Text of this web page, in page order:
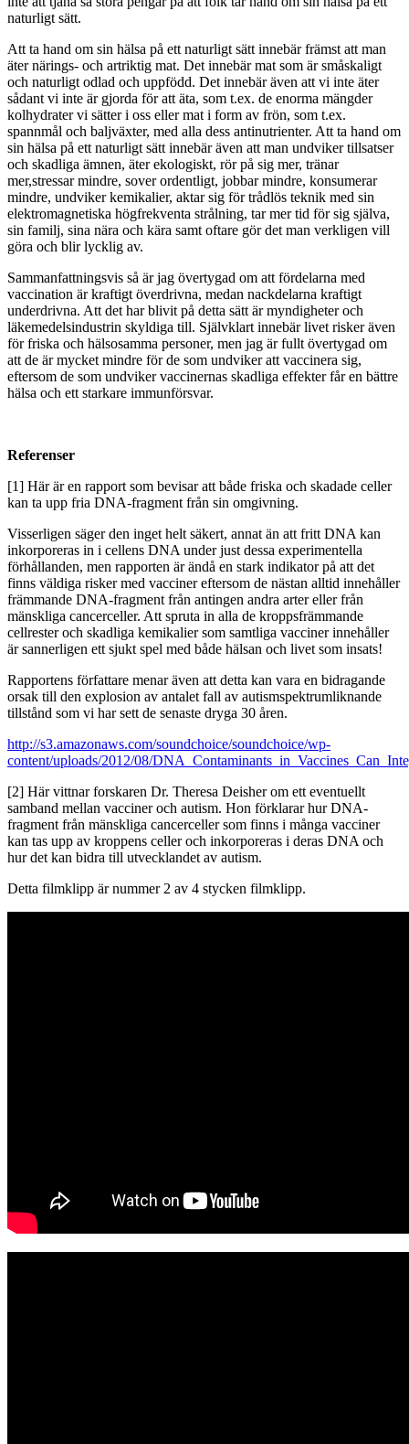
naturligt sätt.
Att ta hand om sin hälsa på ett naturligt sätt innebär främst att man
äter närings- och artriktig mat. Det innebär mat som är småskaligt
och naturligt odlad och uppfödd. Det innebär även att vi inte äter
sådant vi inte är gjorda för att äta, som t.ex. de enorma mängder
kolhydrater vi sätter i oss eller mat i form av frön, som t.ex.
spannmål och baljväxter, med alla dess antinutrienter. Att ta hand om
sin hälsa på ett naturligt sätt innebär även att man undviker tillsatser
och skadliga ämnen, äter ekologiskt, rör på sig mer, tränar
mer,stressar mindre, sover ordentligt, jobbar mindre, konsumerar
mindre, undviker kemikalier, aktar sig för trådlös teknik med sin
elektromagnetiska högfrekventa strålning, tar mer tid för sig själva,
sin familj, sina nära och kära samt oftare gör det man verkligen vill
göra och blir lycklig av.
Sammanfattningsvis så är jag övertygad om att fördelarna med
vaccination är kraftigt överdrivna, medan nackdelarna kraftigt
underdrivna. Att det har blivit på detta sätt är myndigheter och
läkemedelsindustrin skyldiga till. Självklart innebär livet risker även
för friska och hälsosamma personer, men jag är fullt övertygad om
att de är mycket mindre för de som undviker att vaccinera sig,
eftersom de som undviker vaccinernas skadliga effekter får en bättre
hälsa och ett starkare immunförsvar.
Referenser
[1] Här är en rapport som bevisar att både friska och skadade celler
kan ta upp fria DNA-fragment från sin omgivning.
Visserligen säger den inget helt säkert, annat än att fritt DNA kan
inkorporeras in i cellens DNA under just dessa experimentella
förhållanden, men rapporten är ändå en stark indikator på att det
finns väldiga risker med vacciner eftersom de nästan alltid innehåller
främmande DNA-fragment från antingen andra arter eller från
mänskliga cancerceller. Att spruta in alla de kroppsfrämmande
cellrester och skadliga kemikalier som samtliga vacciner innehåller
är sannerligen ett sjukt spel med både hälsan och livet som insats!
Rapportens författare menar även att detta kan vara en bidragande
orsak till den explosion av antalet fall av autismspektrumliknande
tillstånd som vi har sett de senaste dryga 30 åren.
http://s3.amazonaws.com/soundchoice/soundchoice/wp-
content/uploads/2012/08/
[2] Här vittnar forskaren Dr. Theresa Deisher om ett eventuellt
samband mellan vacciner och autism. Hon förklarar hur DNA-
fragment från mänskliga cancerceller som finns i många vacciner
kan tas upp av kroppens celler och inkorporeras i deras DNA och
hur det kan bidra till utvecklandet av autism.
Detta filmklipp är nummer 2 av 4 stycken filmklipp.